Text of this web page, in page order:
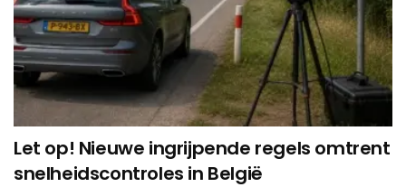
Let op! Nieuwe ingrijpende regels omtrent
snelheidscontroles in België